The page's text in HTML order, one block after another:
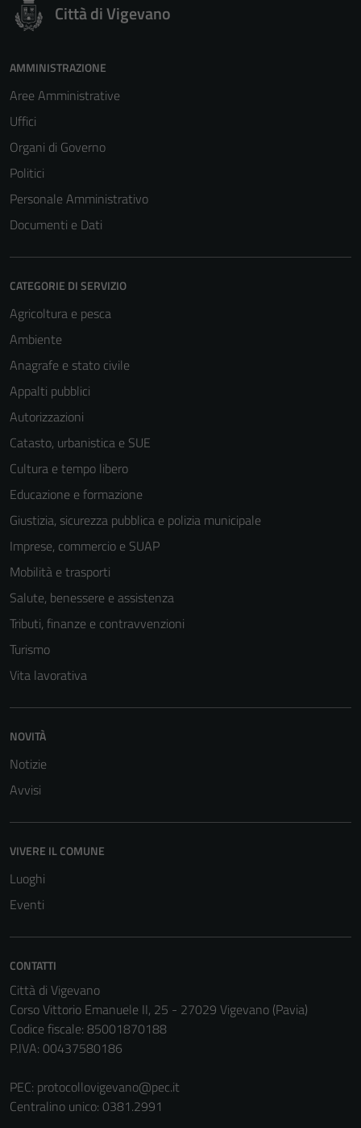
Città di Vigevano
AMMINISTRAZIONE
Aree Amministrative
Uffici
Organi di Governo
Politici
Personale Amministrativo
Documenti e Dati
CATEGORIE DI SERVIZIO
Agricoltura e pesca
Ambiente
Anagrafe e stato civile
Appalti pubblici
Autorizzazioni
Catasto, urbanistica e SUE
Cultura e tempo libero
Educazione e formazione
Giustizia, sicurezza pubblica e polizia municipale
Imprese, commercio e SUAP
Mobilità e trasporti
Salute, benessere e assistenza
Tributi, finanze e contravvenzioni
Turismo
Vita lavorativa
NOVITÀ
Notizie
Avvisi
VIVERE IL COMUNE
Luoghi
Eventi
CONTATTI
Città di Vigevano
Corso Vittorio Emanuele II, 25 - 27029 Vigevano (Pavia)
Codice fiscale: 85001870188
P.IVA: 00437580186
PEC: protocollovigevano@pec.it
Centralino unico: 0381.2991